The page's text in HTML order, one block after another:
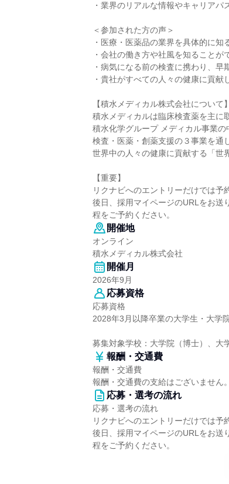
・業界のリアルな情報やキャリアパ
＜参加された方の声＞
・医療・医薬品の業界を具体的に知
・会社の働き方や社風を知ることが
・病気になる前の検査に携わり、早
・貴社がすべての人々の健康に貢献
【積水メディカル株式会社について】
積水メディカルは臨床検査薬を主に
積水化学グループ メディカル事業の
検査・医薬・創薬支援の３事業を通
世界中の人々の健康に貢献する「世
【重要】
リクナビへのエントリーだけでは予
後日、採用マイページのURLをお送
程をご予約ください。
開催地
オンライン
積水メディカル株式会社
開催月
2026年9月
応募資格
応募資格
2028年3月以降卒業の大学生・大学
募集対象学校：大学院（博士）、大
報酬・交通費
報酬・交通費
報酬・交通費の支給はございません。
応募・選考の流れ
応募・選考の流れ
リクナビへのエントリーだけでは予
後日、採用マイページのURLをお送
程をご予約ください。